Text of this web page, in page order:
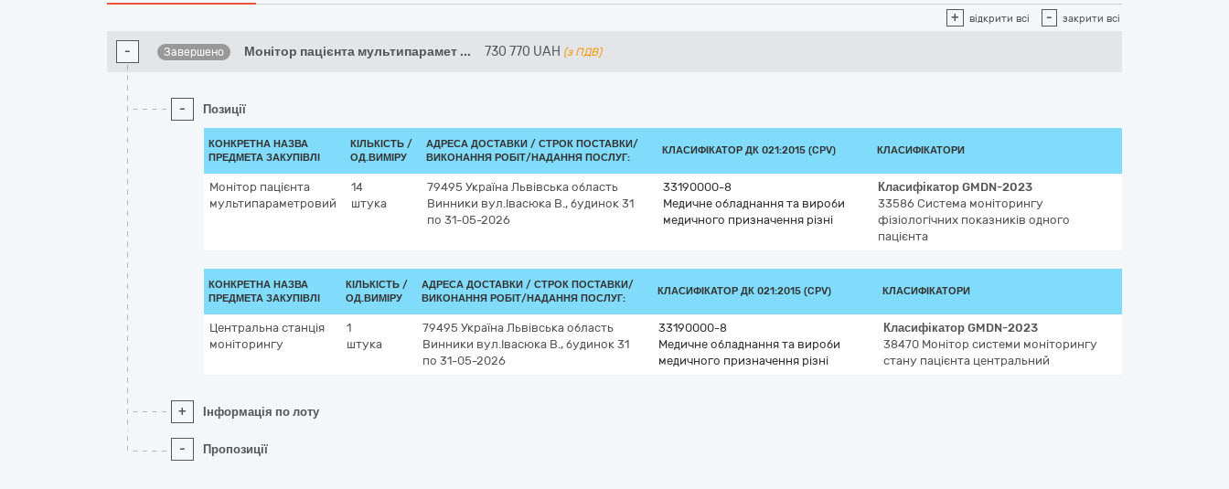
+ відкрити всі - закрити всі
- Завершено Монітор пацієнта мультипарамет ... 730 770 UAH (з ПДВ)
- Позиції
КОНКРЕТНА НАЗВА
ПРЕДМЕТА ЗАКУПІВЛІ
КІЛЬКІСТЬ /
ОД.ВИМІРУ
АДРЕСА ДОСТАВКИ / СТРОК ПОСТАВКИ/
ВИКОНАННЯ РОБІТ/НАДАННЯ ПОСЛУГ:
КЛАСИФІКАТОР ДК 021:2015 (CPV) КЛАСИФІКАТОРИ
Монітор пацієнта
мультипараметровий
14
штука
79495 Україна Львівська область
Винники вул.Івасюка В., будинок 31
по 31-05-2026
33190000-8
Медичне обладнання та вироби
медичного призначення різні
Класифікатор GMDN-2023
33586 Система моніторингу
фізіологічних показників одного
пацієнта
КОНКРЕТНА НАЗВА
ПРЕДМЕТА ЗАКУПІВЛІ
КІЛЬКІСТЬ /
ОД.ВИМІРУ
АДРЕСА ДОСТАВКИ / СТРОК ПОСТАВКИ/
ВИКОНАННЯ РОБІТ/НАДАННЯ ПОСЛУГ:
КЛАСИФІКАТОР ДК 021:2015 (CPV) КЛАСИФІКАТОРИ
Центральна станція
моніторингу
1
штука
79495 Україна Львівська область
Винники вул.Івасюка В., будинок 31
по 31-05-2026
33190000-8
Медичне обладнання та вироби
медичного призначення різні
Класифікатор GMDN-2023
38470 Монітор системи моніторингу
стану пацієнта центральний
+ Інформація по лоту
- Пропозиції